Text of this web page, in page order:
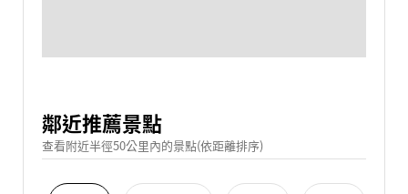
鄰近推薦景點
查看附近半徑50公里內的景點(依距離排序)